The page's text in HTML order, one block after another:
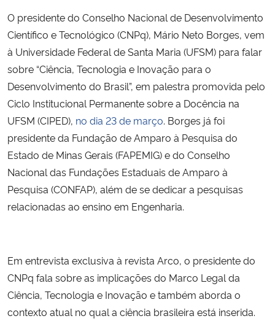
Secretaria de Governo
Banco Central do Brasil
Planalto
O presidente do Conselho Nacional de Desenvolvimento
Científico e Tecnológico (CNPq), Mário Neto Borges, vem
à Universidade Federal de Santa Maria (UFSM) para falar
sobre “Ciência, Tecnologia e Inovação para o
Desenvolvimento do Brasil”, em palestra promovida pelo
Ciclo Institucional Permanente sobre a Docência na
UFSM (CIPED), no dia 23 de março. Borges já foi
presidente da Fundação de Amparo à Pesquisa do
Estado de Minas Gerais (FAPEMIG) e do Conselho
Nacional das Fundações Estaduais de Amparo à
Pesquisa (CONFAP), além de se dedicar a pesquisas
relacionadas ao ensino em Engenharia.
Em entrevista exclusiva à revista Arco, o presidente do
CNPq fala sobre as implicações do Marco Legal da
Ciência, Tecnologia e Inovação e também aborda o
contexto atual no qual a ciência brasileira está inserida.